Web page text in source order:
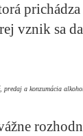
vznik sa
a konzumácia